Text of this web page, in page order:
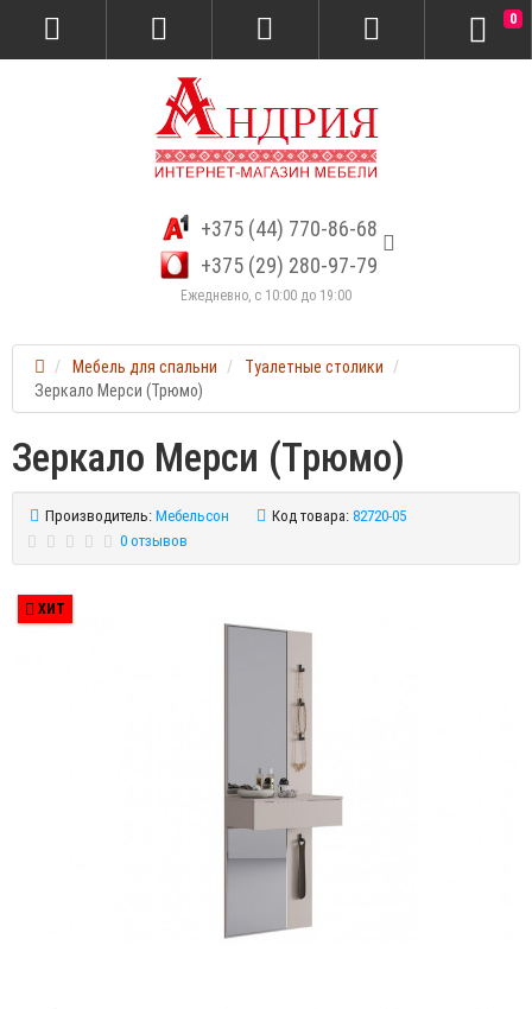
+375 (44) 770-86-68
+375 (29) 280-97-79
Ежедневно, с 10:00 до 19:00
0
Мебель для спальни
Туалетные столики
Зеркало Мерси (Трюмо)
Зеркало Мерси (Трюмо)
Производитель: Мебельсон Код товара: 82720-05
0 отзывов
ХИТ